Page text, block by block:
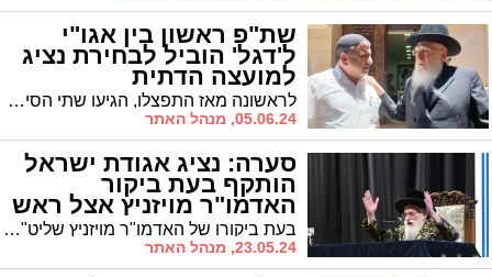
שת"פ ראשון בין אגו"י
ל'דגל' הוביל לבחירת נציג
למועצה הדתית
לראשונה מאז התפצלו, הגיעו שתי הסיעות האשכנזיות ביניהן להסכמה סביב זהותו של נציגן למועצה הדתית: המוהל דוד בן מנחם
05.06.24, מנהל האתר
סערה: נציג אגודת ישראל
הותקף בעת ביקור
האדמו"ר מויזניץ אצל ראש
ישיבת גרודנא בעת ביקורו של האדמו"ר מויזניץ שליט"א אצל ראש ישיבת גרודנא הרה"ג רבי משה שמידע הותקף נציג אגו"י, ר' יונה שטרנפלד, בידי חסידי ויזניץ. הסיבה: אי קיום הסכם הרוטציה
23.05.24, מנהל האתר